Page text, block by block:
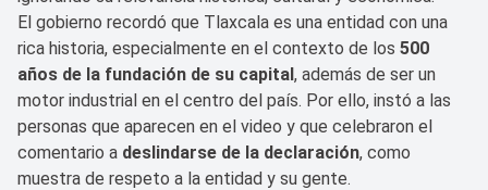
El gobierno recordó que Tlaxcala es una entidad con una
rica historia, especialmente en el contexto de los 500
años de la fundación de su capital, además de ser un
motor industrial en el centro del país. Por ello, instó a las
personas que aparecen en el video y que celebraron el
comentario a deslindarse de la declaración, como
muestra de respeto a la entidad y su gente.